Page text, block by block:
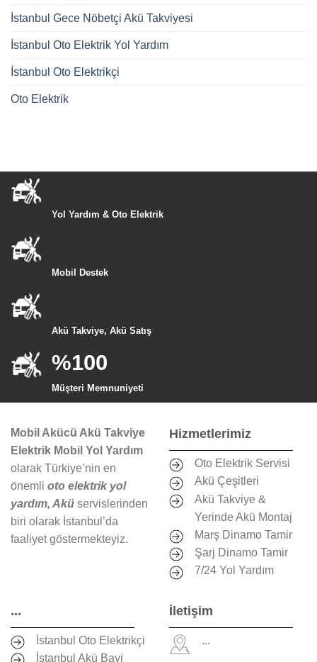
İstanbul Gece Nöbetçi Akü Takviyesi
İstanbul Oto Elektrik Yol Yardım
İstanbul Oto Elektrikçi
Oto Elektrik
Yol Yardım & Oto Elektrik
Mobil Destek
Akü Takviye, Akü Satış
%100
Müşteri Memnuniyeti
Mobil Akücü Akü Takviye
Elektrik Mobil Yol Yardım
olarak Türkiye’nin en
önemli oto elektrik yol
yardım, Akü servislerinden
biri olarak İstanbul’da
faaliyet göstermekteyiz.
Hizmetlerimiz
Oto Elektrik Servisi
Akü Çeşitleri
Akü Takviye &
Yerinde Akü Montaj
Marş Dinamo Tamir
Şarj Dinamo Tamir
7/24 Yol Yardım
...
İstanbul Oto Elektrikçi
İstanbul Akü Bayi
İletişim
...